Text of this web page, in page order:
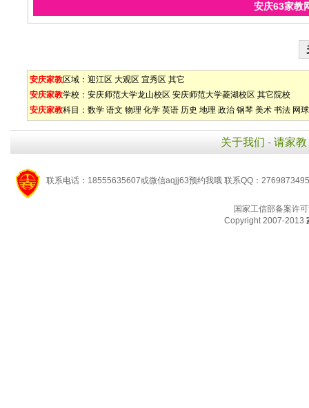
安庆63家教
安庆家教区域： 迎江区 大观区 宜秀区 其它
安庆家教学校： 安庆师范大学龙山校区 安庆师范大学菱湖校区 其它院校
安庆家教科目： 数学 语文 物理 化学 英语 历史 地理 政治 钢琴 美术 书法 网球
关于我们 - 请家教
联系电话：18555635607或微信aqjj63预约我哦 联系QQ：
国家工信部备案许
Copyright 2007-2013